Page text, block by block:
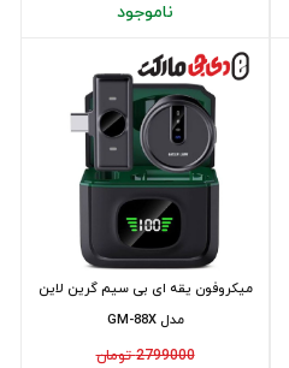
ناموجود
میکروفون یقه ای بی سیم گرین لاین
مدل GM-88X
2799000 تومان